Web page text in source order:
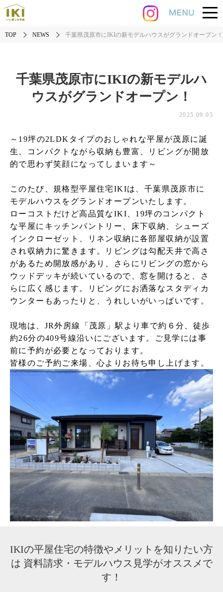
TOP NEWS 千葉県茂原市にIKIの新モデルハウスがグランドオープン！
千葉県茂原市にIKIの新モデルハ
ウスがグランドオープン！
2025.09.05
～19坪の2LDKタイプのおしゃれな平屋が茂原に誕
生、コンパクトながら収納も豊富、リビングが開放
的で思わず笑顔になってしまいます～
このたび、規格型平屋住宅IKIは、千葉県茂原市に
モデルハウスをグランドオープンいたします。
ローコストだけど高品質なIKI、19坪のコンパクト
な平屋にキッチンパントリー、床下収納、シューズ
インクローゼット、リネン収納に各部屋収納が設置
され収納力に驚きます。リビングは勾配天井で高さ
があるため開放感があり、さらにリビングの窓から
ウッドデッキが続いているので、窓を開けると、さ
らに広く感じます。リビングにお洒落なスタディカ
ウンターもあったりと、うれしいがいっぱいです。
現地は、JR外房線「茂原」駅より車で約６分、徒歩
約26分の409号線沿いにございます。ご見学には事
前に予約が必要となっております。
皆様のご予約ご来場、心よりお待ち申し上げます。
IKIの平屋住宅の特徴やメリットを知りたい方
は 資料請求・モデルハウス見学がオススメで
す！